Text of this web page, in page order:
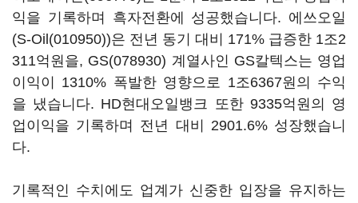
익을 기록하며 흑자전환에 성공했습니다. 에쓰오일
(S-Oil(010950))은 전년 동기 대비 171% 급증한 1조2
311억원을, GS(078930) 계열사인 GS칼텍스는 영업
이익이 1310% 폭발한 영향으로 1조6367원의 수익
을 냈습니다. HD현대오일뱅크 또한 9335억원의 영
업이익을 기록하며 전년 대비 2901.6% 성장했습니
다.
기록적인 수치에도 업계가 신중한 입장을 유지하는